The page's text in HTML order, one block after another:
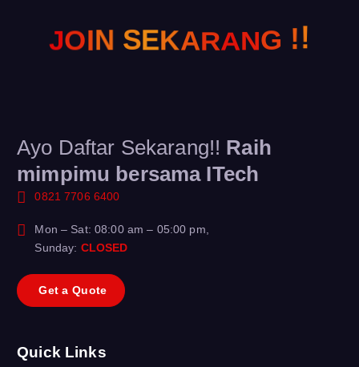
JOIN SEKARANG !!
Ayo Daftar Sekarang!! Raih
mimpimu bersama ITech
0821 7706 6400
Mon – Sat: 08:00 am – 05:00 pm,
Sunday: CLOSED
Get a Quote
Quick Links